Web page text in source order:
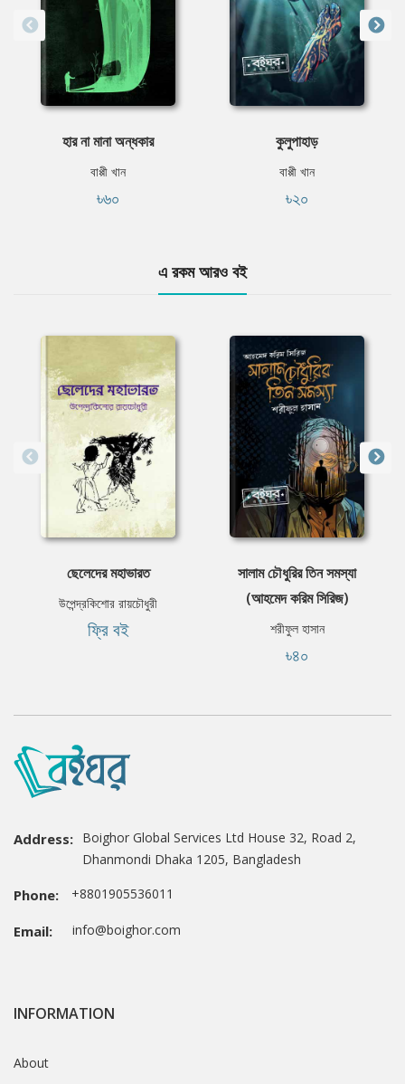
হার না মানা অন্ধকার
বাপ্পী খান
৳৬০
কুলুপাহাড়
বাপ্পী খান
৳২০
এ রকম আরও বই
ছেলেদের মহাভারত
উপেন্দ্রকিশোর রায়চৌধুরী
ফ্রি বই
সালাম চৌধুরির তিন সমস্যা
(আহমেদ করিম সিরিজ)
শরীফুল হাসান
৳৪০
Address: Boighor Global Services Ltd House 32, Road 2,
Dhanmondi Dhaka 1205, Bangladesh
Phone: +8801905536011
Email: info@boighor.com
INFORMATION
About